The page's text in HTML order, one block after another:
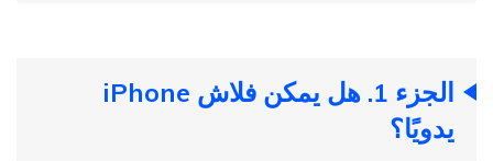
الجزء 1. هل يمكن فلاش iPhone
يدويًا؟